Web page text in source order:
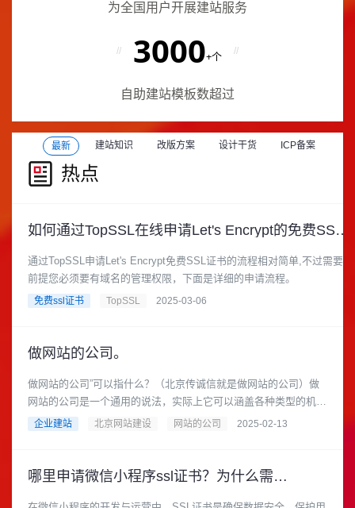
为全国用户开展建站服务
// 3000+个 //
自助建站模板数超过
热点
最新 建站知识 改版方案 设计干货 ICP备案
如何通过TopSSL在线申请Let's Encrypt的免费SSL证书？
通过TopSSL申请Let's Encrypt免费SSL证书的流程相对简单,不过需要
前提您必须要有域名的管理权限，下面是详细的申请流程。
免费ssl证书 TopSSL 2025-03-06
做网站的公司。
做网站的公司”可以指什么？（北京传诚信就是做网站的公司）做
网站的公司是一个通用的说法，实际上它可以涵盖各种类型的机构
或服务提供商，核心业务都是“帮助客户建设和维护网站”。 更具体
企业建站 北京网站建设 网站的公司 2025-02-13
哪里申请微信小程序ssl证书？为什么需要申请？